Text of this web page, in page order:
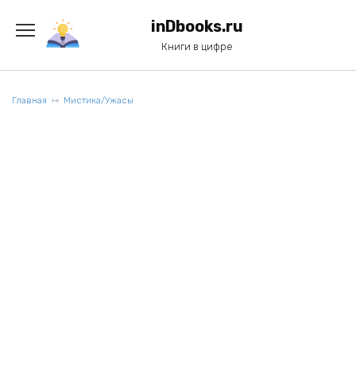
содержанию
inDbooks.ru
Книги в цифре
Главная Мистика/Ужасы